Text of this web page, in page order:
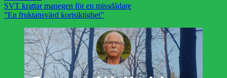
SVT krattar manegen för en missdådare
”En fruktansvärd kortsiktighet”